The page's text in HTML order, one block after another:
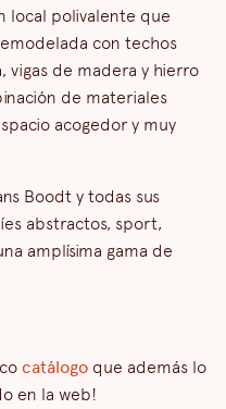
local polivalente que
con techos
vigas de madera y hierro
de materiales
acogedor y muy
Boodt y todas sus
abstractos, sport,
amplísima gama de
catálogo que además lo
en la web!